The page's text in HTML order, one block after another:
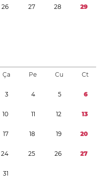
26 27 28 29
Ça Pe Cu Ct
3 4 5 6
10 11 12 13
17 18 19 20
24 25 26 27
31